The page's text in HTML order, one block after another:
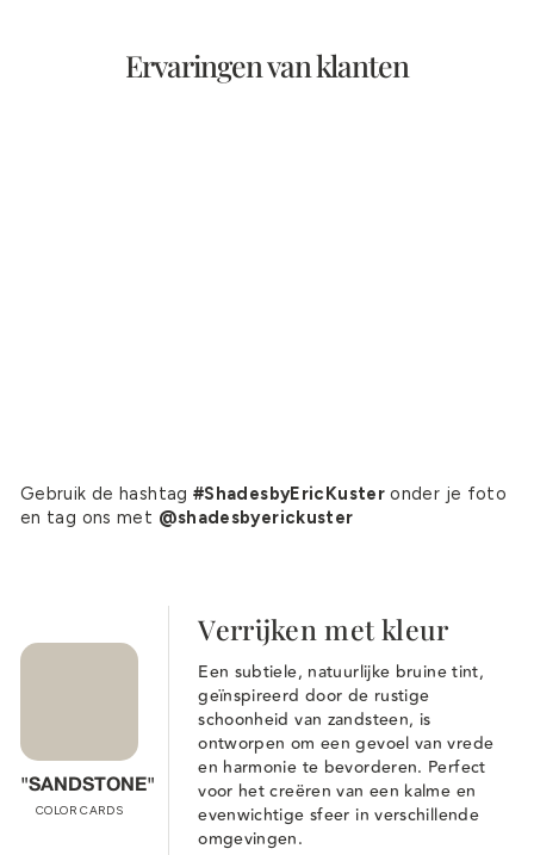
Ervaringen van klanten
Gebruik de hashtag #ShadesbyEricKuster onder je foto
en tag ons met @shadesbyerickuster
"SANDSTONE"
COLOR CARDS
Verrijken met kleur
Een subtiele, natuurlijke bruine tint,
geïnspireerd door de rustige
schoonheid van zandsteen, is
ontworpen om een gevoel van vrede
en harmonie te bevorderen. Perfect
voor het creëren van een kalme en
evenwichtige sfeer in verschillende
omgevingen.